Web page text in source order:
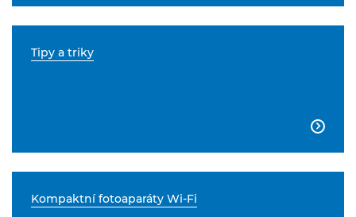
Tipy a triky

Kompaktní fotoaparáty Wi-Fi